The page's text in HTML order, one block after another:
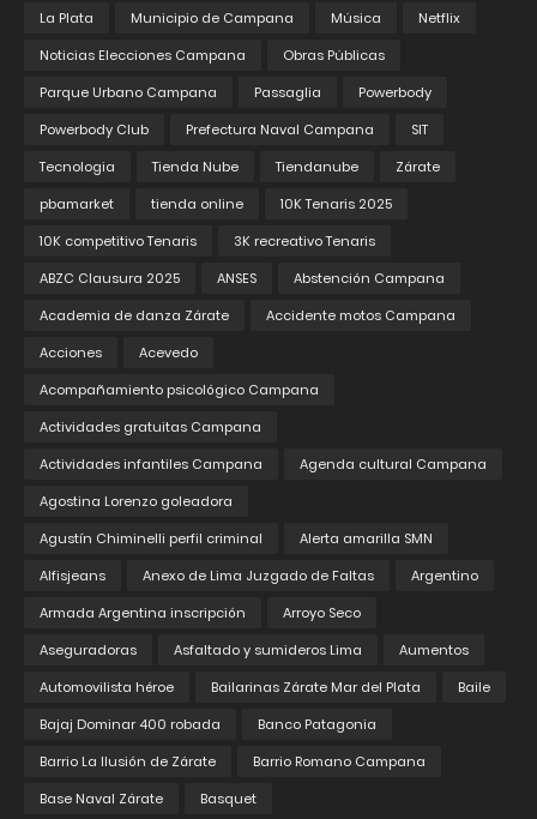
La Plata
Municipio de Campana Música
Netflix
Noticias Elecciones Campana
Obras Públicas
Parque Urbano Campana
Passaglia
Powerbody
Powerbody Club
Prefectura Naval Campana
SIT
Tecnologia
Tienda Nube Tiendanube
Zárate
pbamarket
tienda online
10K Tenaris 2025
10K competitivo Tenaris
3K recreativo Tenaris
ABZC Clausura 2025
ANSES
Abstención Campana
Academia de danza Zárate
Accidente motos Campana
Acciones
Acevedo
Acompañamiento psicológico Campana
Actividades gratuitas Campana
Actividades infantiles Campana
Agenda cultural Campana
Agostina Lorenzo goleadora
Agustín Chiminelli perfil criminal
Alerta amarilla SMN
Alfisjeans
Anexo de Lima Juzgado de Faltas
Argentino
Armada Argentina inscripción
Arroyo Seco
Aseguradoras
Asfaltado y sumideros Lima
Aumentos
Automovilista héroe
Bailarinas Zárate Mar del Plata
Baile
Bajaj Dominar 400 robada
Banco Patagonia
Barrio La Ilusión de Zárate
Barrio Romano Campana
Base Naval Zárate
Basquet